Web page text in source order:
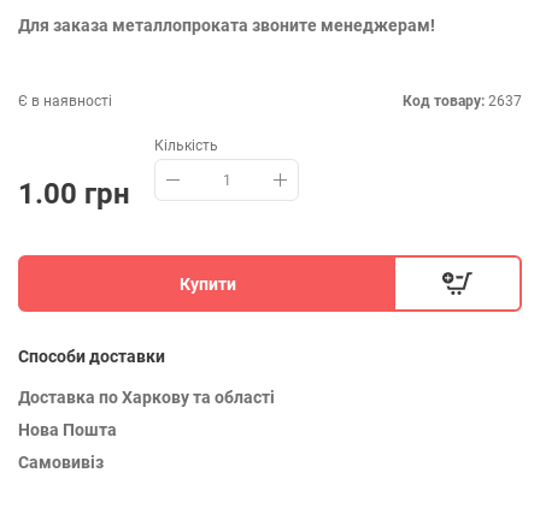
Для заказа металлопроката звоните менеджерам!
Є в наявності Код товару: 2637
1.00 грн
Кількість
Купити
Способи доставки
Доставка по Харкову та області
Нова Пошта
Самовивіз